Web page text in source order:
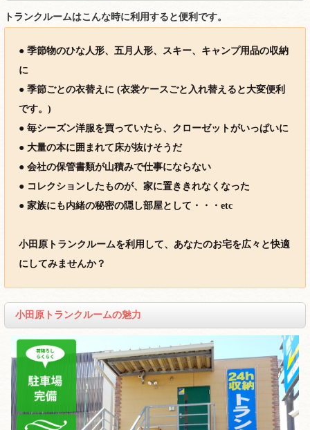
トランクルームはこんな時に利用すると便利です。
● 季節物のひな人形、五月人形、スキー、キャンプ用品の収納
に
● 季節ごとの衣替えに (衣裳ケースごと入れ替えると大変便利
です。)
● 毎シーズン洋服を買っていたら、クローゼットがいっぱいに
● 大量の本に囲まれて床が抜けそうだ
● 会社の保管書類が山積みで仕事にならない
● コレクションしたものが、家に置ききれなくなった
● 家族にも内緒の秘密の隠し部屋として・・・etc
小田原トランクルームを利用して、あなたのお宅を広々と快適
にしてみませんか？
小田原トランクルームの魅力